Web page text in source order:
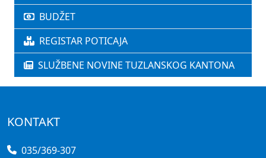
BUDŽET
REGISTAR POTICAJA
SLUŽBENE NOVINE TUZLANSKOG KANTONA
KONTAKT
035/369-307